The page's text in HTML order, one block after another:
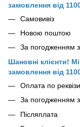
замовлення від
Самовивіз
Новою поштою
За погодженням
Шановні клієнти!
замовлення від
Оплата по
За погодженням
Післяплата